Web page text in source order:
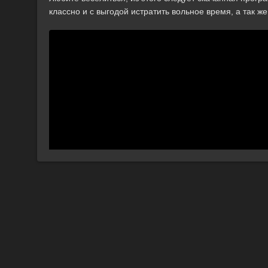
классно и с выгодой истратить вольное время, а так